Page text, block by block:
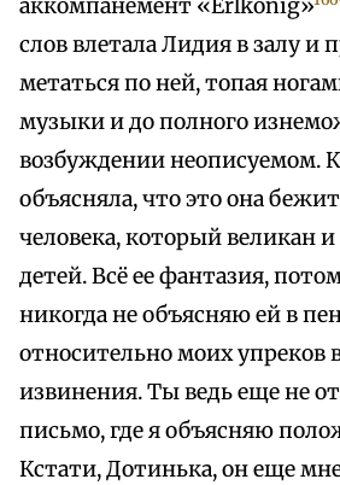
аккомпанемент «Erlkönig»
слов влетала Лидия в залу и
метаться по ней, топая
музыки и до полного
возбуждении неописуемом.
объясняла, что это она
человека, который великан и
детей. Всё ее фантазия,
никогда не объясняю ей в
относительно моих упреков
извинения. Ты ведь еще не
письмо, где я объясняю
Кстати, Дотинька, он еще